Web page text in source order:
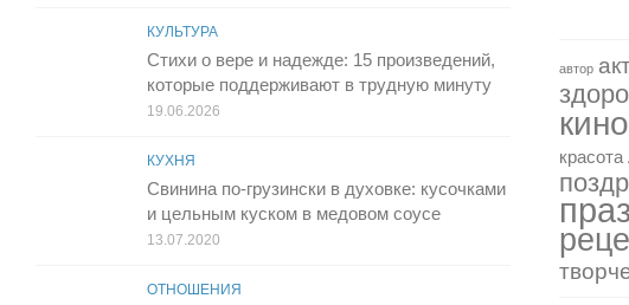
КУЛЬТУРА
Стихи о вере и надежде: 15 произведений,
которые поддерживают в трудную минуту
19.06.2026
КУХНЯ
Свинина по-грузински в духовке: кусочками
и цельным куском в медовом соусе
13.07.2020
ОТНОШЕНИЯ
автор
красота